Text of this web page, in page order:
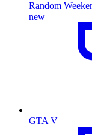
Random
new
GTA V